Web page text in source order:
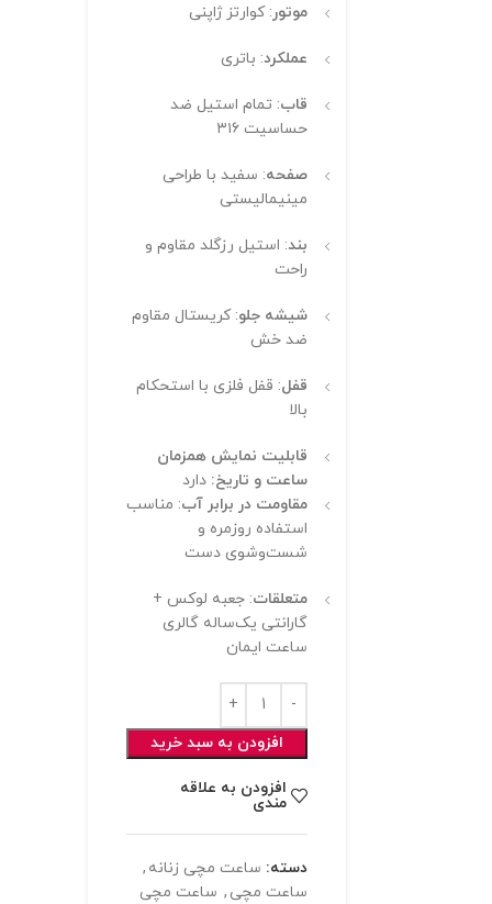
موتور: کوارتز ژاپنی
عملکرد: باتری
قاب: تمام استیل ضد
حساسیت ۳۱۶
صفحه: سفید با طراحی
مینیمالیستی
بند: استیل رزگلد مقاوم و
راحت
شیشه جلو: کریستال مقاوم
ضد خش
قفل: قفل فلزی با استحکام
بالا
قابلیت نمایش همزمان
ساعت و تاریخ: دارد
مقاومت در برابر آب: مناسب
استفاده روزمره و
شست‌وشوی دست
متعلقات: جعبه لوکس +
گارانتی یک‌ساله گالری
ساعت ایمان
افزودن به سبد خرید
افزودن به علاقه
مندی
دسته: ساعت مچی زنانه ,
ساعت مچی , ساعت مچی